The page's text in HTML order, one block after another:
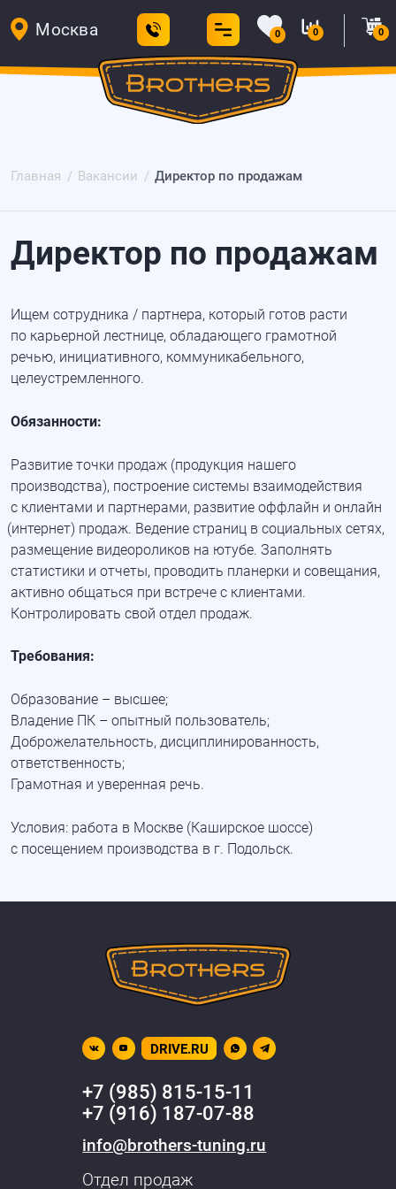
Москва 0 0 0
Главная Вакансии Директор по продажам
Директор по продажам
Ищем сотрудника / партнера, который готов расти
по карьерной лестнице, обладающего грамотной
речью, инициативного, коммуникабельного,
целеустремленного.
Обязанности:
Развитие точки продаж (продукция нашего
производства), построение системы взаимодействия
с клиентами и партнерами, развитие оффлайн и онлайн
(интернет) продаж. Ведение страниц в социальных сетях,
размещение видеороликов на ютубе. Заполнять
статистики и отчеты, проводить планерки и совещания,
активно общаться при встрече с клиентами.
Контролировать свой отдел продаж.
Требования:
Образование – высшее;
Владение ПК – опытный пользователь;
Доброжелательность, дисциплинированность,
ответственность;
Грамотная и уверенная речь.
Условия: работа в Москве (Каширское шоссе)
с посещением производства в г. Подольск.
DRIVE.RU
+7 (985) 815-15-11
+7 (916) 187-07-88
info@brothers-tuning.ru
Отдел продаж